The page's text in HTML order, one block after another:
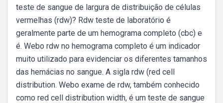
teste de sangue de largura de distribuição de células
vermelhas (rdw)? Rdw teste de laboratório é
geralmente parte de um hemograma completo (cbc) e
é. Webo rdw no hemograma completo é um indicador
muito utilizado para evidenciar os diferentes tamanhos
das hemácias no sangue. A sigla rdw (red cell
distribution. Webo exame de rdw, também conhecido
como red cell distribution width, é um teste de sangue